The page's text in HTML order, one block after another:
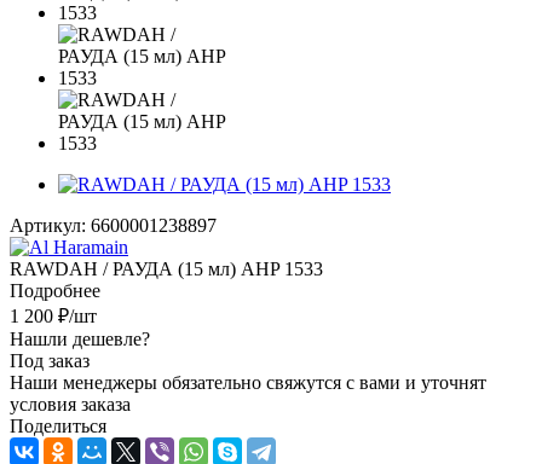
Артикул: 6600001238897
RAWDAH / РАУДА (15 мл) AHP 1533
Подробнее
1 200 ₽/шт
Нашли дешевле?
Под заказ
Наши менеджеры обязательно свяжутся с вами и уточнят
условия заказа
Поделиться